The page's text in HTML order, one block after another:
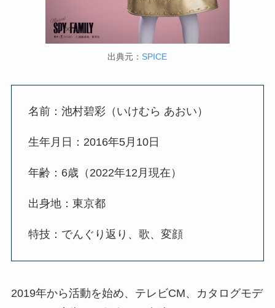
出典元： SPICE
名前：池村碧彩（いけむら あおい）
生年月日：2016年5月10日
年齢：6歳（2022年12月現在）
出身地：東京都
特技：でんぐり返り、歌、変顔
2019年から活動を始め、テレビCM、カタログモデ